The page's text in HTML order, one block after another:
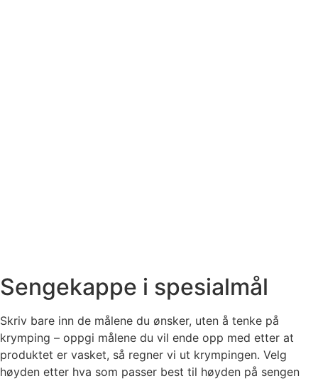
Sengekappe i spesialmål
Skriv bare inn de målene du ønsker, uten å tenke på
krymping – oppgi målene du vil ende opp med etter at
produktet er vasket, så regner vi ut krympingen. Velg
høyden etter hva som passer best til høyden på sengen